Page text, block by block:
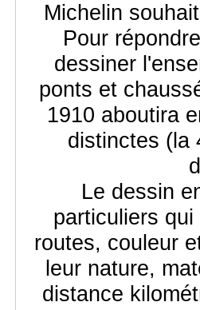
Michelin
Pour
dessiner
ponts et
1910 aboutira
distinctes (la
Le dessin
particuliers
routes, couleur
leur nature,
distance